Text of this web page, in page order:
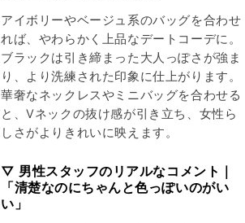
アイボリーやベージュ系のバッグを合わせ
れば、やわらかく上品なデートコーデに。
ブラックは引き締まった大人っぽさが強ま
り、より洗練された印象に仕上がります。
華奢なネックレスやミニバッグを合わせる
と、Vネックの抜け感が引き立ち、女性ら
しさがよりきれいに映えます。
▽ 男性スタッフのリアルなコメント｜
「清楚なのにちゃんと色っぽいのがい
い」